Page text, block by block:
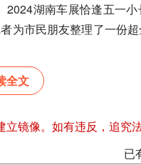
湖南车展恰逢五一小
为市民朋友整理了一份
全文
镜像。如有违反，追究法
已